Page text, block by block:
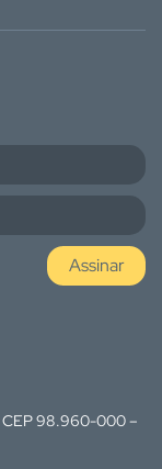
Assinar
CEP 98.960-000 –